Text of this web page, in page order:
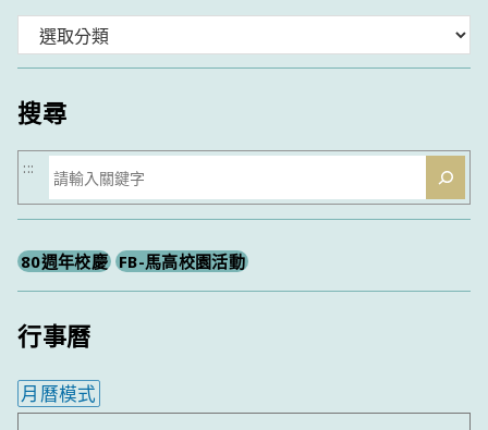
類
搜尋
搜
尋
:::
80週年校慶 FB-馬高校園活動
行事曆
月曆模式